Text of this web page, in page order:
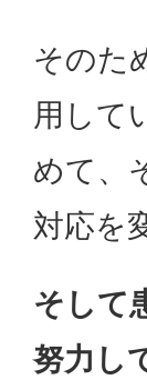
そのた
用して
めて、
対応を
そして
努力し